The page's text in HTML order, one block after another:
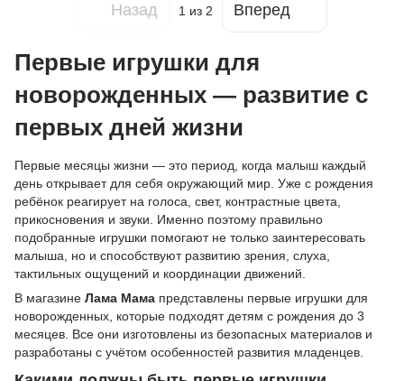
Назад 1 из 2 Вперед
Первые игрушки для
новорожденных — развитие с
первых дней жизни
Первые месяцы жизни — это период, когда малыш каждый
день открывает для себя окружающий мир. Уже с рождения
ребёнок реагирует на голоса, свет, контрастные цвета,
прикосновения и звуки. Именно поэтому правильно
подобранные игрушки помогают не только заинтересовать
малыша, но и способствуют развитию зрения, слуха,
тактильных ощущений и координации движений.
В магазине Лама Мама представлены первые игрушки для
новорожденных, которые подходят детям с рождения до 3
месяцев. Все они изготовлены из безопасных материалов и
разработаны с учётом особенностей развития младенцев.